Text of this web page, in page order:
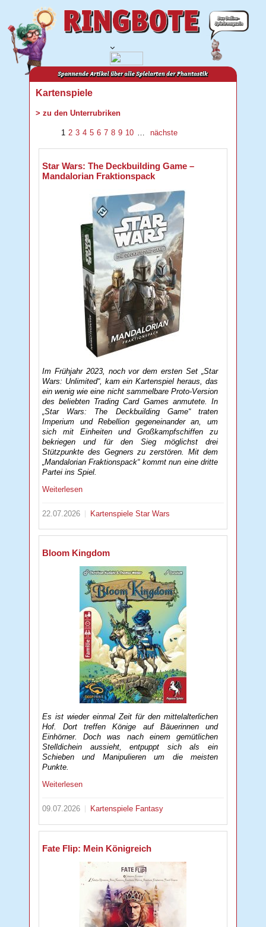
Kartenspiele
> zu den Unterrubriken
1 2 3 4 5 6 7 8 9 10 … nächste
Star Wars: The Deckbuilding Game –
Mandalorian Fraktionspack
Im Frühjahr 2023, noch vor dem ersten Set „Star
Wars: Unlimited“, kam ein Kartenspiel heraus, das
ein wenig wie eine nicht sammelbare Proto-Version
des beliebten Trading Card Games anmutete. In
„Star Wars: The Deckbuilding Game“ traten
Imperium und Rebellion gegeneinander an, um
sich mit Einheiten und Großkampfschiffen zu
bekriegen und für den Sieg möglichst drei
Stützpunkte des Gegners zu zerstören. Mit dem
„Mandalorian Fraktionspack“ kommt nun eine dritte
Partei ins Spiel.
Weiterlesen
22.07.2026 KartenspieleStar Wars
Bloom Kingdom
Es ist wieder einmal Zeit für den mittelalterlichen
Hof. Dort treffen Könige auf Bäuerinnen und
Einhörner. Doch was nach einem gemütlichen
Stelldichein aussieht, entpuppt sich als ein
Schieben und Manipulieren um die meisten
Punkte.
Weiterlesen
09.07.2026 Kartenspiele Fantasy
Fate Flip: Mein Königreich